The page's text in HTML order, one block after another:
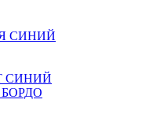
СИНИЙ
СИНИЙ